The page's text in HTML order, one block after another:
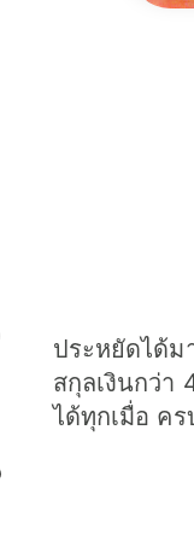
ประหยัดได้ม
สกุลเงินกว่า
ได้ทุกเมื่อ ค